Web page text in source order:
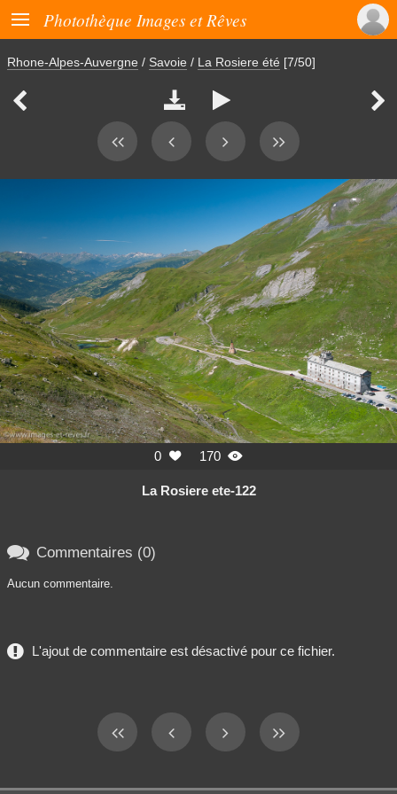
 Photothèque Images et Rêves
Rhone-Alpes-Auvergne / Savoie / La Rosiere été [7/50]
   
0  170 
La Rosiere ete-122
 Commentaires (0)
Aucun commentaire.
L'ajout de commentaire est désactivé pour ce fichier.